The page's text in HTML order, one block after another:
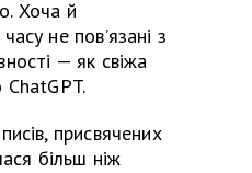
Хоча й
не пов’язані з
— як свіжа
ChatGPT.
присвячених
більш ніж